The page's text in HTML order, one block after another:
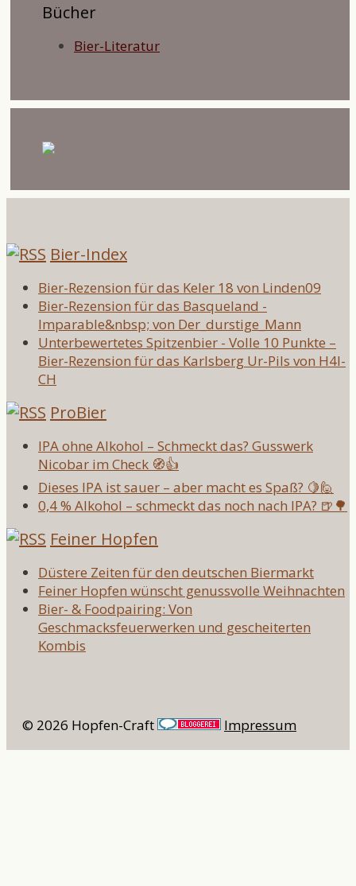
Bücher
Bier-Literatur
Bier-Index
Bier-Rezension für das Keler 18 von Linden09
Bier-Rezension für das Basqueland -
Imparable&nbsp; von Der_durstige_Mann
Unterbewertetes Spitzenbier - Volle 10 Punkte –
Bier-Rezension für das Karlsberg Ur-Pils von H4l-
CH
ProBier
IPA ohne Alkohol – Schmeckt das? Gusswerk
Nicobar im Check 🧭👍
Dieses IPA ist sauer – aber macht es Spaß? 🍋🙋
0,4 % Alkohol – schmeckt das noch nach IPA? 🍺🌳
Feiner Hopfen
Düstere Zeiten für den deutschen Biermarkt
Feiner Hopfen wünscht genussvolle Weihnachten
Bier- & Foodpairing: Von
Geschmacksfeuerwerken und gescheiterten
Kombis
© 2026 Hopfen-Craft Impressum